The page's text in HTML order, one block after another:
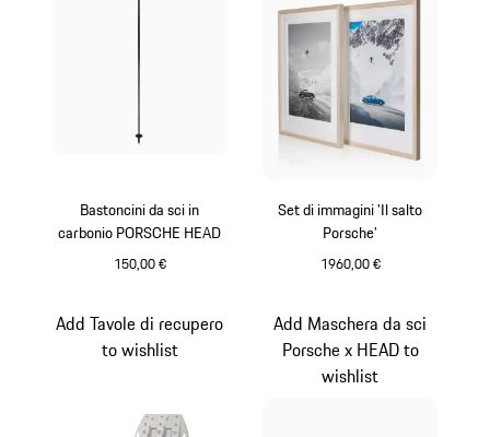
Bastoncini da sci in
carbonio PORSCHE HEAD
150,00 €
Set di immagini 'Il salto
Porsche'
1960,00 €
Add Tavole di recupero
to wishlist
Add Maschera da sci
Porsche x HEAD to
wishlist